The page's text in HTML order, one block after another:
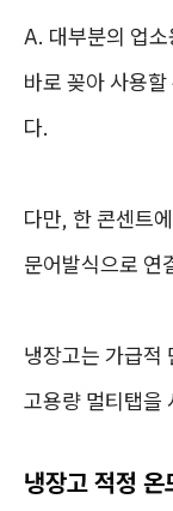
A. 대부분의 업
바로 꽂아 사용
다.
다만, 한 콘센트
문어발식으로 연
냉장고는 가급적
고용량 멀티탭을
냉장고 적정